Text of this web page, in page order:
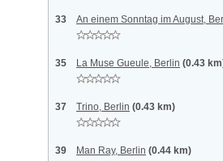
33 An einem Sonntag im August,
35 La Muse Gueule, Berlin (0.43
37 Trino, Berlin (0.43 km)
39 Man Ray, Berlin (0.44 km)